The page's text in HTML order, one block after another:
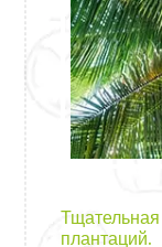
плантаций.